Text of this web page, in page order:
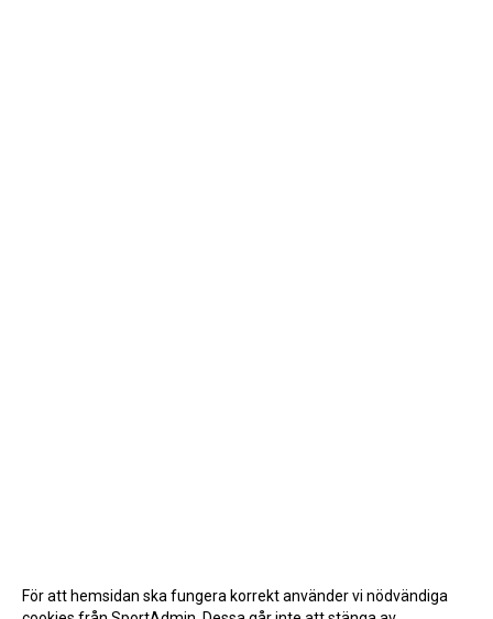
För att hemsidan ska fungera korrekt använder vi nödvändiga